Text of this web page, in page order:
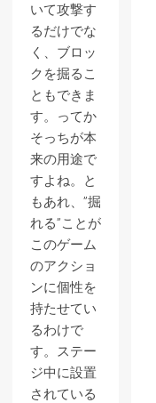
いて攻撃す
るだけでな
く、ブロッ
クを掘るこ
ともできま
す。ってか
そっちが本
来の用途で
すよね。と
もあれ、”掘
れる”ことが
このゲーム
のアクショ
ンに個性を
持たせてい
るわけで
す。ステー
ジ中に設置
されている